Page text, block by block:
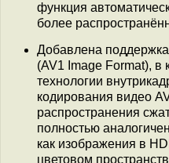
функция
более
Добавлена
(AV1 Image Format), в
технологии
кодирования видео
распространения
полностью
как изображения в
цветовом